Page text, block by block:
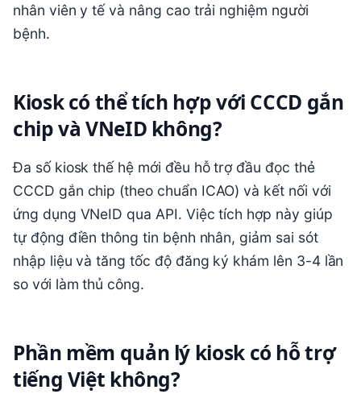
nhân viên y tế và nâng cao trải nghiệm người
bệnh.
Kiosk có thể tích hợp với CCCD gắn
chip và VNeID không?
Đa số kiosk thế hệ mới đều hỗ trợ đầu đọc thẻ
CCCD gắn chip (theo chuẩn ICAO) và kết nối với
ứng dụng VNeID qua API. Việc tích hợp này giúp
tự động điền thông tin bệnh nhân, giảm sai sót
nhập liệu và tăng tốc độ đăng ký khám lên 3-4 lần
so với làm thủ công.
Phần mềm quản lý kiosk có hỗ trợ
tiếng Việt không?